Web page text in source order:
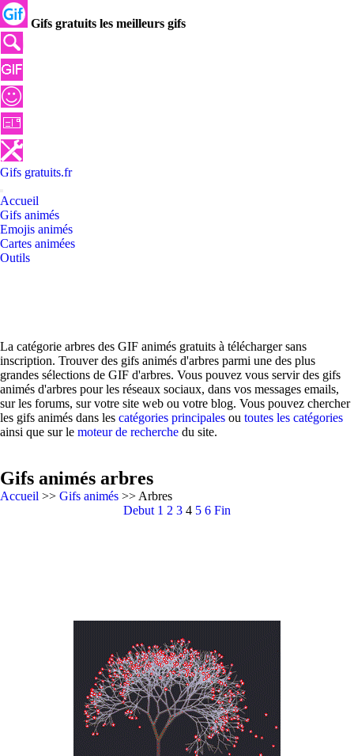
Gifs gratuits les meilleurs gifs
Gifs gratuits.fr
Accueil
Gifs animés
Emojis animés
Cartes animées
Outils
La catégorie arbres des GIF animés gratuits à télécharger sans
inscription. Trouver des gifs animés d'arbres parmi une des plus
grandes sélections de GIF d'arbres. Vous pouvez vous servir des gifs
animés d'arbres pour les réseaux sociaux, dans vos messages emails,
sur les forums, sur votre site web ou votre blog. Vous pouvez chercher
les gifs animés dans les catégories principales ou toutes les catégories
ainsi que sur le moteur de recherche du site.
Gifs animés arbres
Accueil >> Gifs animés >> Arbres
Debut 1 2 3 4 5 6 Fin